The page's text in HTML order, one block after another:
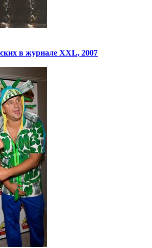
в журнале XXL, 2007